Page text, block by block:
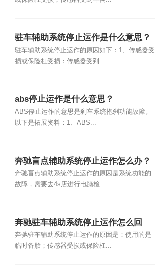
驻车辅助系统停止运作是什么意思？
驻车辅助系统停止运作的原因如下：1、传感器受
损或保险杠受损：传感器受到...
abs停止运作是什么意思？
ABS停止运作的意思是刹车系统抱刹功能故障。
以下是拓展资料：1、ABS...
奔驰盲点辅助系统停止运作怎么办？
奔驰盲点辅助系统停止运作的原因是系统功能的
故障，需要去4s店进行电脑检...
奔驰驻车辅助系统停止运作怎么回
事？
奔驰驻车辅助系统停止运作的原因是：使用的是
临时备胎；传感器受损或保险杠...